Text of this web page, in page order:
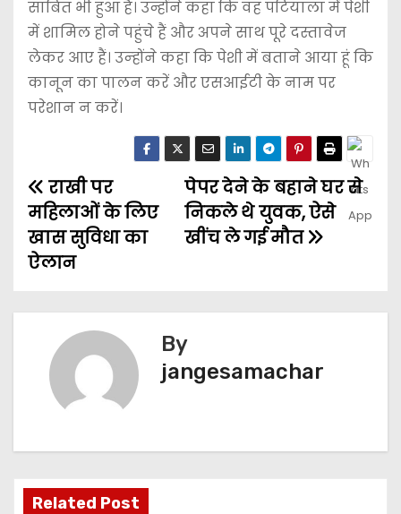
साबित भी हुआ है। उन्होंने कहा कि वह पटियाला में पेशी
में शामिल होने पहुंचे हैं और अपने साथ पूरे दस्तावेज
लेकर आए हैं। उन्‍होंने कहा कि पेशी में बताने आया हूं कि
कानून का पालन करें और एसआईटी के नाम पर
परेशान न करें।
पेपर देने के बहाने घर से
निकले थे युवक, ऐसे
खींच ले गई मौत
राखी पर
महिलाओं के लिए
खास सुविधा का
ऐलान
By
jangesamachar
Related Post